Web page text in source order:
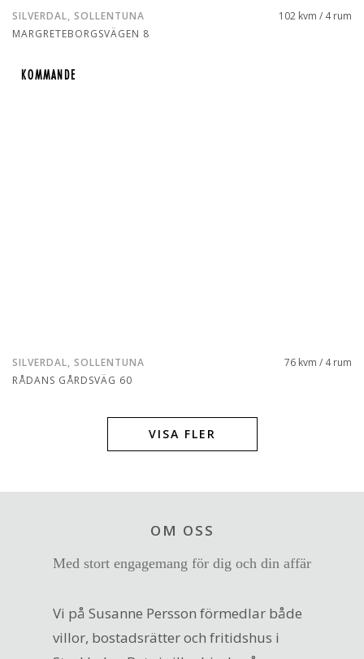
SILVERDAL, SOLLENTUNA
MARGRETEBORGSVÄGEN 8
102 kvm / 4 rum
KOMMANDE
KOMMANDE
SILVERDAL, SOLLENTUNA
RÅDANS GÅRDSVÄG 60
76 kvm / 4 rum
VISA FLER
OM OSS
Med stort engagemang för dig och din affär
Vi på Susanne Persson förmedlar både
villor, bostadsrätter och fritidshus i